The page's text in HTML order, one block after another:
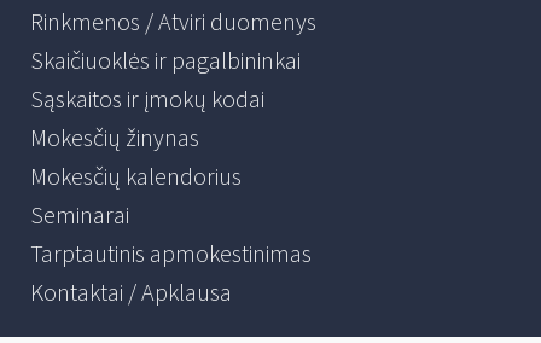
Rinkmenos / Atviri duomenys
Skaičiuoklės ir pagalbininkai
Sąskaitos ir įmokų kodai
Mokesčių žinynas
Mokesčių kalendorius
Seminarai
Tarptautinis apmokestinimas
Kontaktai / Apklausa